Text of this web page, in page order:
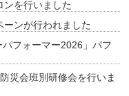
を行いました
ンが行われました
フォーマー2026」パフ
災会班別研修会を行いま